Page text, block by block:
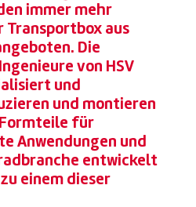
immer mehr
Transportbox aus
Die
von HSV
und
und montieren
für
Anwendungen und
entwickelt
einem dieser